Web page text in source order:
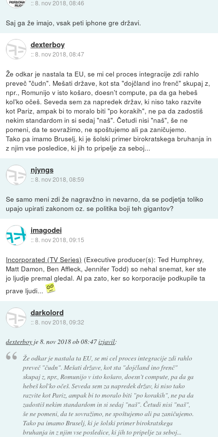
::8. nov 2018, 08:46
Saj ga že imajo, vsak peti iphone gre državi.
dexterboy
::8. nov 2018, 08:47
Že odkar je nastala ta EU, se mi cel proces integracije zdi rahlo
preveč "čudn". Mešati države, kot sta "dojčland ino frenč" skupaj z,
npr., Romunijo v isto košaro, doesn't compute, pa da ga hebeš
kol'ko očeš. Seveda sem za napredek držav, ki niso tako razvite
kot Pariz, ampak bi to moralo biti "po korakih", ne pa da zadostiš
nekim standardom in si sedaj "naš". Četudi nisi "naš", še ne
pomeni, da te sovražimo, ne spoštujemo ali pa zaničujemo.
Tako pa imamo Bruselj, ki je šolski primer birokratskega bruhanja in
z njim vse posledice, ki jih to pripelje za seboj...
njyngs
::8. nov 2018, 08:59
Se samo meni zdi že nagravžno in nevarno, da se podjetja toliko
upajo upirati zakonom oz. se politika boji teh gigantov?
imagodei
::8. nov 2018, 09:15
Incorporated (TV Series) (Executive producer(s): Ted Humphrey,
Matt Damon, Ben Affleck, Jennifer Todd) so nehal snemat, ker ste
jo ljudje premal gledal. Al pa zato, ker so korporacije podkupile ta
prave ljudi...
darkolord
::8. nov 2018, 09:32
dexterboy je8. nov 2018 ob 08:47izjavil:
Že odkar je nastala ta EU, se mi cel proces integracije zdi rahlo
preveč "čudn". Mešati države, kot sta "dojčland ino frenč"
skupaj z, npr., Romunijo v isto košaro, doesn't compute, pa da ga
hebeš kol'ko očeš. Seveda sem za napredek držav, ki niso tako
razvite kot Pariz, ampak bi to moralo biti "po korakih", ne pa da
zadostiš nekim standardom in si sedaj "naš". Četudi nisi "naš",
še ne pomeni, da te sovražimo, ne spoštujemo ali pa zaničujemo.
Tako pa imamo Bruselj, ki je šolski primer birokratskega
bruhanja in z njim vse posledice, ki jih to pripelje za seboj...